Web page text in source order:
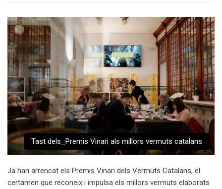
Tast dels_Premis Vinari als millors vermuts catalans
Ja han arrencat els Premis Vinari dels Vermuts Catalans, el
certamen que reconeix i impulsa els millors vermuts elaborats